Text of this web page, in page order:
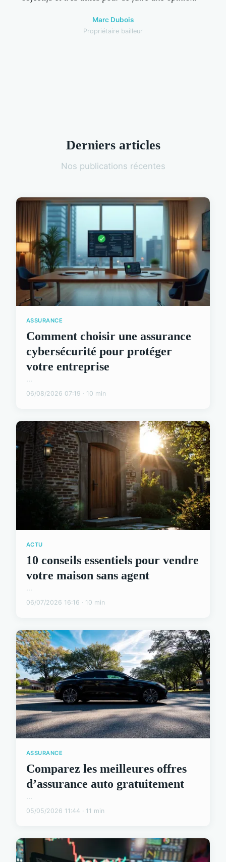
Marc Dubois
Propriétaire bailleur
Derniers articles
Nos publications récentes
ASSURANCE
Comment choisir une assurance
cybersécurité pour protéger
votre entreprise
...
06/08/2026 07:19 · 10 min
ACTU
10 conseils essentiels pour vendre
votre maison sans agent
...
06/07/2026 16:16 · 10 min
ASSURANCE
Comparez les meilleures offres
d’assurance auto gratuitement
...
05/05/2026 11:44 · 11 min